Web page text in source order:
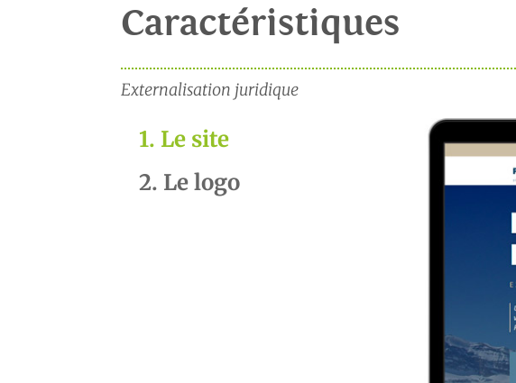
Caractéristiques
Externalisation juridique
1. Le site
2. Le logo